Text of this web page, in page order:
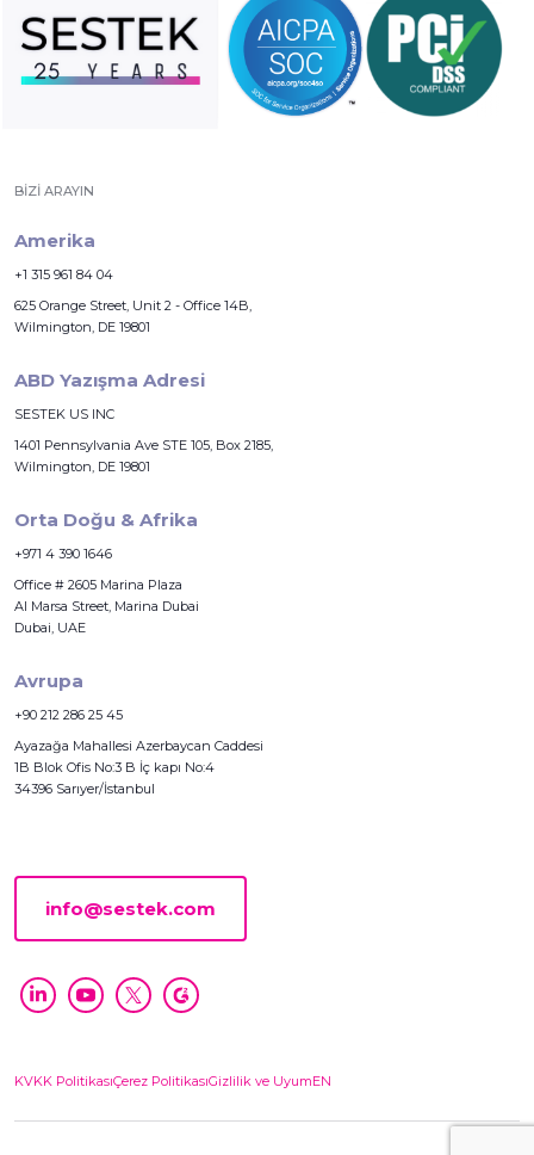
BIZI ARAYIN
Amerika
+1 315 961 84 04
625 Orange Street, Unit 2 - Office 14B,
Wilmington, DE 19801
ABD Yazışma Adresi
SESTEK US INC
1401 Pennsylvania Ave STE 105, Box 2185,
Wilmington, DE 19801
Orta Doğu & Afrika
+971 4 390 1646
Office # 2605 Marina Plaza
Al Marsa Street, Marina Dubai
Dubai, UAE
Avrupa
+90 212 286 25 45
Ayazağa Mahallesi Azerbaycan Caddesi
1B Blok Ofis No:3 B İç kapı No:4
34396 Sarıyer/İstanbul
info@sestek.com
KVKK PolitikasıÇerez PolitikasıGizlilik ve UyumEN